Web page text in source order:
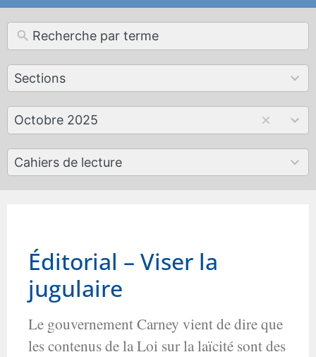
Sections
12
results
Octobre 2025
179
results
Cahiers de lecture
50
results
Éditorial – Viser la
jugulaire
Le gouvernement Carney vient de dire que
les contenus de la Loi sur la laïcité sont des